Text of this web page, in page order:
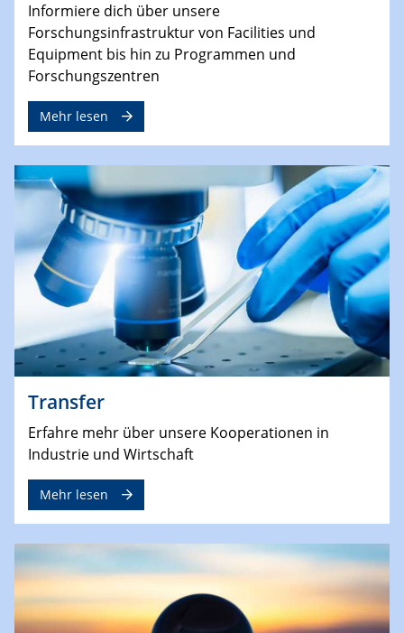
Informiere dich über unsere
Forschungsinfrastruktur von Facilities und
Equipment bis hin zu Programmen und
Forschungszentren
Mehr lesen
Transfer
Erfahre mehr über unsere Kooperationen in
Industrie und Wirtschaft
Mehr lesen